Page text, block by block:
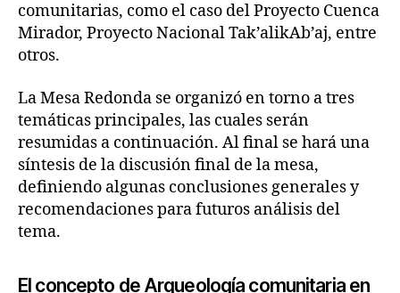
comunitarias, como el caso del Proyecto Cuenca
Mirador, Proyecto Nacional Tak’alikAb’aj, entre
otros.
La Mesa Redonda se organizó en torno a tres
temáticas principales, las cuales serán
resumidas a continuación. Al final se hará una
síntesis de la discusión final de la mesa,
definiendo algunas conclusiones generales y
recomendaciones para futuros análisis del
tema.
El concepto de Arqueología comunitaria en